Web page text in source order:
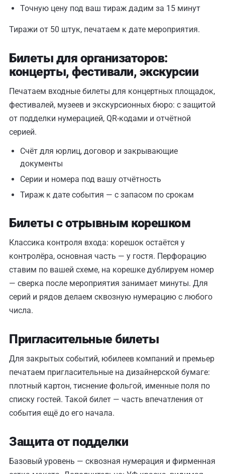
Точную цену под ваш тираж дадим за 15 минут
Тиражи от 50 штук, печатаем к дате мероприятия.
Билеты для организаторов:
концерты, фестивали, экскурсии
Печатаем входные билеты для концертных площадок,
фестивалей, музеев и экскурсионных бюро: с защитой
от подделки нумерацией, QR-кодами и отчётной
серией.
Счёт для юрлиц, договор и закрывающие
документы
Серии и номера под вашу отчётность
Тираж к дате события — с запасом по срокам
Билеты с отрывным корешком
Классика контроля входа: корешок остаётся у
контролёра, основная часть — у гостя. Перфорацию
ставим по вашей схеме, на корешке дублируем номер
— сверка после мероприятия занимает минуты. Для
серий и рядов делаем сквозную нумерацию с любого
числа.
Пригласительные билеты
Для закрытых событий, юбилеев компаний и премьер
печатаем пригласительные на дизайнерской бумаге:
плотный картон, тиснение фольгой, именные поля по
списку гостей. Такой билет — часть впечатления от
события ещё до его начала.
Защита от подделки
Базовый уровень — сквозная нумерация и фирменная